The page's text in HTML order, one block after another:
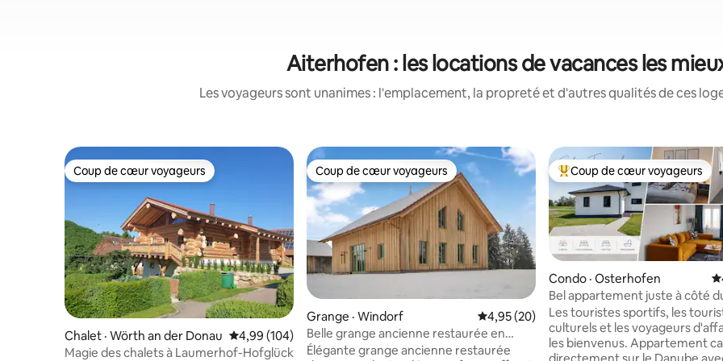
Aiterhofen : les locations de vacances les
Les voyageurs sont unanimes : l'emplacement, la propreté et d'autres qualités de ces
Coup de cœur voyageurs
Coup de cœur voyageurs
Chalet · Wörth an der Donau Note moyenne de 4,99 sur 5, 104 commentaires
4,99 (104)
Magie des chalets à Laumerhof-Hofglück
Coup de cœur voyageurs
Coup de cœur voyageurs
Grange · Windorf Note moyenne de 4,95 sur 5, 20
4,95 (20)
Belle grange ancienne restaurée en
Bavière
Élégante grange ancienne restaurée
Coup de cœur voyageurs
Coup de cœur voyageurs
Condo · Osterhofen
Bel appartement juste à côté
Les touristes sportifs, les
culturels et les voyageurs
les bienvenus. Appartement calme